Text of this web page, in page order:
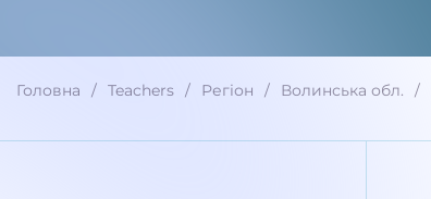
Головна Teachers Регіон Волинська обл.